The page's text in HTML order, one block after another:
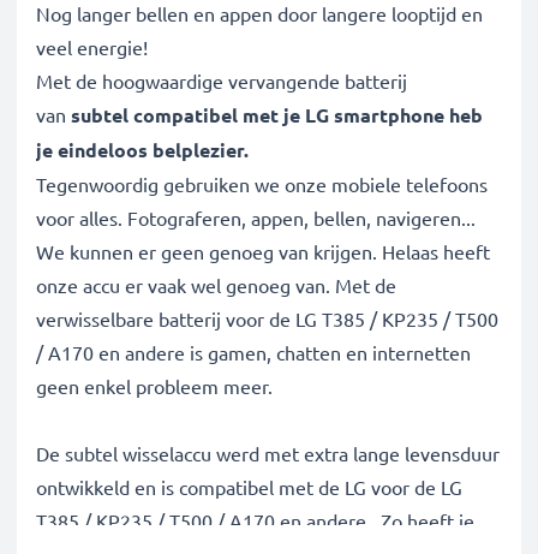
Nog langer bellen en appen door langere looptijd en
veel energie!
Met de hoogwaardige vervangende batterij
van subtel compatibel met je LG smartphone heb
je eindeloos belplezier.
Tegenwoordig gebruiken we onze mobiele telefoons
voor alles. Fotograferen, appen, bellen, navigeren...
We kunnen er geen genoeg van krijgen. Helaas heeft
onze accu er vaak wel genoeg van. Met de
verwisselbare batterij voor de LG T385 / KP235 / T500
/ A170 en andere is gamen, chatten en internetten
geen enkel probleem meer.
De subtel wisselaccu werd met extra lange levensduur
ontwikkeld en is compatibel met de LG voor de LG
T385 / KP235 / T500 / A170 en andere. Zo heeft je